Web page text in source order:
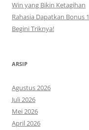
Win yang Bikin Ketagihan
Rahasia Dapatkan Bonus
Begini Triknya!
ARSIP
Agustus 2026
Juli 2026
Mei 2026
April 2026